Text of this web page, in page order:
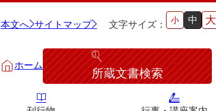
本文へ サイトマップ 文字サイズ： 小 中 大
ホーム
所蔵文書検索